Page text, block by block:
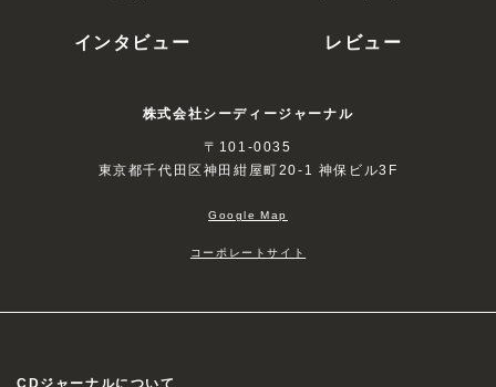
インタビュー
レビュー
株式会社シーディージャーナル
〒101-0035
東京都千代田区神田紺屋町20-1 神保ビル3F
Google Map
コーポレートサイト
CDジャーナルについて